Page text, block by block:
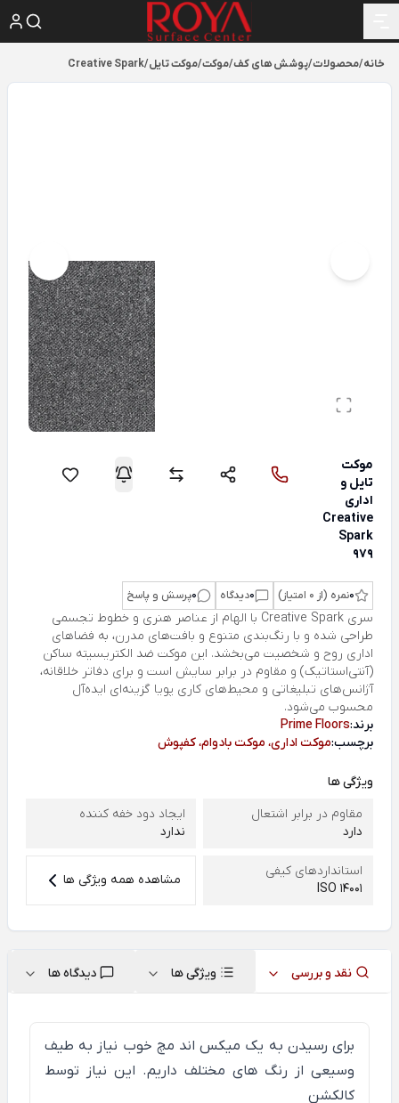
خانه/محصولات/پوشش های کف/موکت/موکت تایل/
Creative Spark
موکت
تایل و
اداری
Creative
Spark
979
0نمره (از 0 امتیاز) 0دیدگاه 0پرسش و پاسخ
سری Creative Spark با الهام از عناصر هنری و خطوط تجسمی
طراحی شده و با رنگ‌بندی متنوع و بافت‌های مدرن، به فضاهای
اداری روح و شخصیت می‌بخشد. این موکت ضد الکتریسیته ساکن
(آنتی‌استاتیک) و مقاوم در برابر سایش است و برای دفاتر خلاقانه،
آژانس‌های تبلیغاتی و محیط‌های کاری پویا گزینه‌ای ایده‌آل
محسوب می‌شود.
برند:Prime Floors
برچسب:موکت اداری، موکت بادوام، کفپوش
ویژگی ها
مقاوم در برابر اشتعال
دارد
ایجاد دود خفه کننده
ندارد
استانداردهای کیفی
ISO 14001
مشاهده همه ویژگی ها
نقد و بررسی ویژگی ها دیدگاه ها
برای رسیدن به یک میکس اند مچ خوب نیاز به طیف
وسیعی از رنگ های مختلف داریم. این نیاز توسط
کالکشن